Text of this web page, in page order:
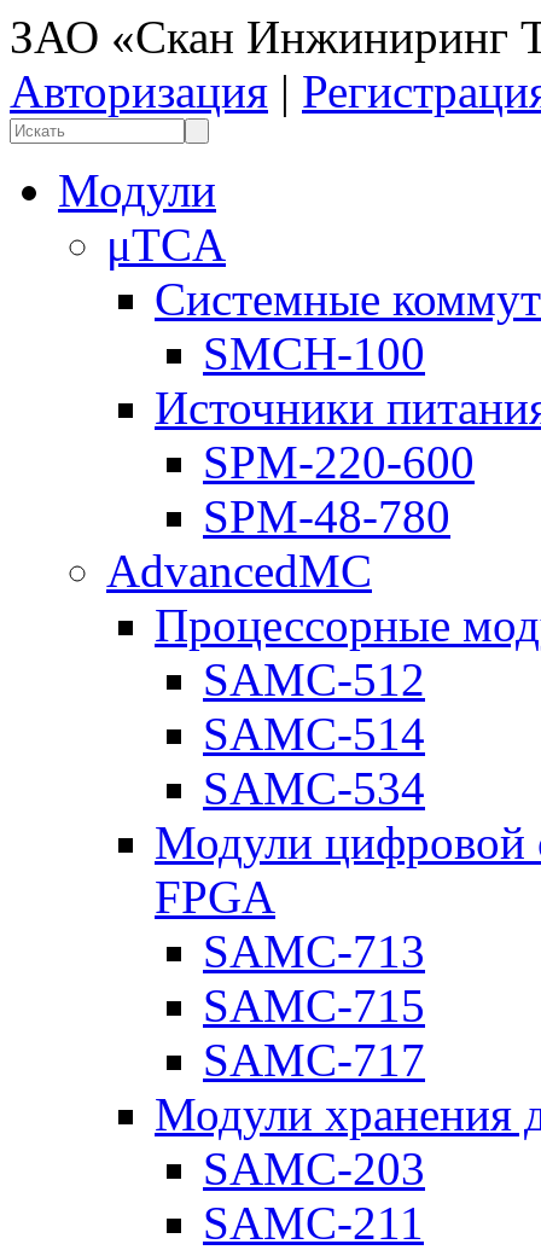
ЗАО «Скан Инжиниринг
Авторизация |
Модули
μTCA
Системные
SMCH-100
Источники
SPM-220-600
SPM-48-780
AdvancedMC
Процессорные
SAMC-512
SAMC-514
SAMC-534
Модули цифровой
FPGA
SAMC-713
SAMC-715
SAMC-717
Модули хранения
SAMC-203
SAMC-211